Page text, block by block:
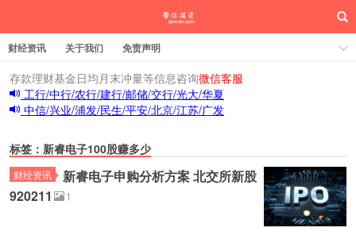
财经资讯 关于我们 免责声明
存款理财基金日均月末冲量等信息咨询微信客服
工行/中行/农行/建行/邮储/交行/光大/华夏
中信/兴业/浦发/民生/平安/北京/江苏/广发
标签：新睿电子100股赚多少
财经资讯
新睿电子申购分析方案 北交所新股
920211
1